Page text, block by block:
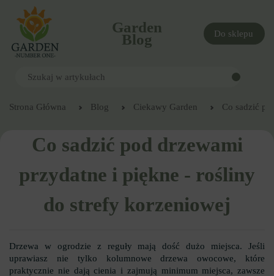
Garden
Blog Do sklepu
Strona Główna Blog Ciekawy Garden Co sadzić
Co sadzić pod drzewami
przydatne i piękne - rośliny
do strefy korzeniowej
Drzewa w ogrodzie z reguły mają dość dużo miejsca. Jeśli
uprawiasz nie tylko kolumnowe drzewa owocowe, które
praktycznie nie dają cienia i zajmują minimum miejsca, zawsze